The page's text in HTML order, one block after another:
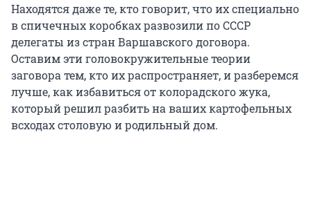
Находятся даже те, кто говорит, что их специально
в спичечных коробках развозили по СССР
делегаты из стран Варшавского договора.
Оставим эти головокружительные теории
заговора тем, кто их распространяет, и разберемся
лучше, как избавиться от колорадского жука,
который решил разбить на ваших картофельных
всходах столовую и родильный дом.